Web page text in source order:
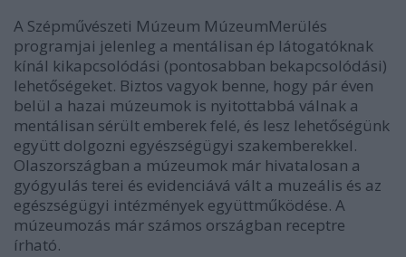
A Szépművészeti Múzeum MúzeumMerülés
programjai jelenleg a mentálisan ép látogatóknak
kínál kikapcsolódási (pontosabban bekapcsolódási)
lehetőségeket. Biztos vagyok benne, hogy pár éven
belül a hazai múzeumok is nyitottabbá válnak a
mentálisan sérült emberek felé, és lesz lehetőségünk
együtt dolgozni egyészségügyi szakemberekkel.
Olaszországban a múzeumok már hivatalosan a
gyógyulás terei és evidenciává vált a muzeális és az
egészségügyi intézmények együttműködése. A
múzeumozás már számos országban receptre
írható.